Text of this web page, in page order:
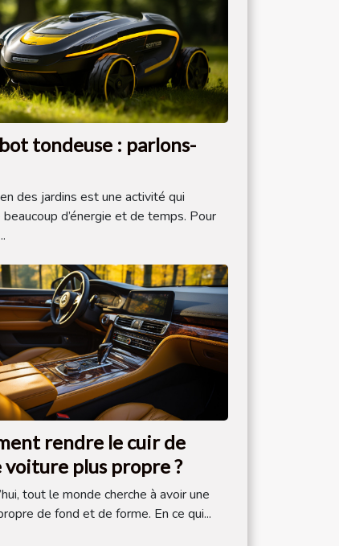
tondeuse : parlons-
des jardins est une activité qui
d’énergie et de temps. Pour
rendre le cuir de
plus propre ?
tout le monde cherche à avoir une
de fond et de forme. En ce qui...